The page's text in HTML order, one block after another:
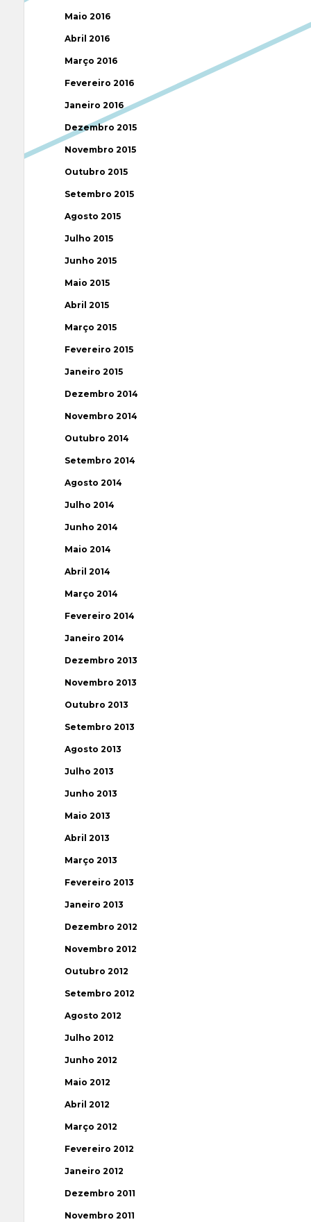
Maio 2016
Abril 2016
Março 2016
Fevereiro 2016
Janeiro 2016
Dezembro 2015
Novembro 2015
Outubro 2015
Setembro 2015
Agosto 2015
Julho 2015
Junho 2015
Maio 2015
Abril 2015
Março 2015
Fevereiro 2015
Janeiro 2015
Dezembro 2014
Novembro 2014
Outubro 2014
Setembro 2014
Agosto 2014
Julho 2014
Junho 2014
Maio 2014
Abril 2014
Março 2014
Fevereiro 2014
Janeiro 2014
Dezembro 2013
Novembro 2013
Outubro 2013
Setembro 2013
Agosto 2013
Julho 2013
Junho 2013
Maio 2013
Abril 2013
Março 2013
Fevereiro 2013
Janeiro 2013
Dezembro 2012
Novembro 2012
Outubro 2012
Setembro 2012
Agosto 2012
Julho 2012
Junho 2012
Maio 2012
Abril 2012
Março 2012
Fevereiro 2012
Janeiro 2012
Dezembro 2011
Novembro 2011